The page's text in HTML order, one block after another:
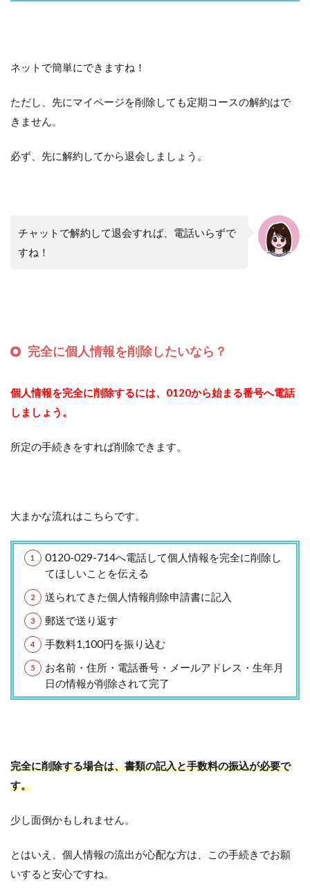
ネットで簡単にできますね！
ただし、先にマイページを削除しても定期コースの解約はで
きません。
必ず、先に解約してから退会しましょう。
チャットで解約して退会すれば、電話いらずで
すね！
完全に個人情報を削除したいなら？
個人情報を完全に削除するには、0120から始まる番号へ電話
しましょう。
所定の手続きをすれば削除できます。
大まかな流れはこちらです。
0120-029-714へ電話して個人情報を完全に削除し
てほしいことを伝える
送られてきた個人情報削除申請書に記入
郵送で送り返す
手数料1,100円を振り込む
お名前・住所・電話番号・メールアドレス・生年月
日の情報が削除されて完了
完全に削除する場合は、書類の記入と手数料の振込が必要で
す。
少し面倒かもしれません。
とはいえ、個人情報の流出が心配な方は、この手続きでお願
いすると安心ですね。